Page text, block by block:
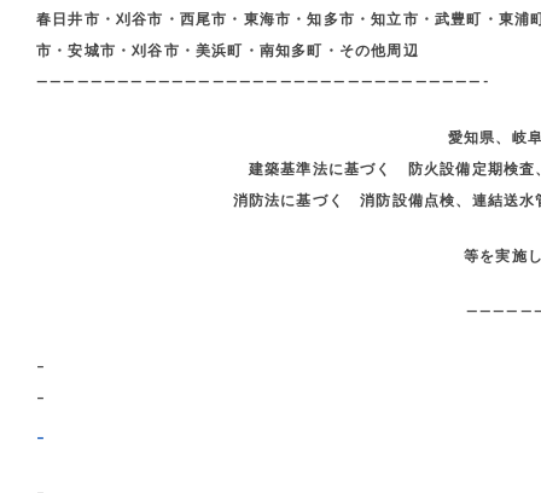
春日井市・刈谷市・西尾市・東海市・知多市・知立市・武豊町・東
市・安城市・刈谷市・美浜町・南知多町・その他周辺
—————————————————————————————————-
愛知県、岐
建築基準法に基づく 防火設備定期検査
消防法に基づく 消防設備点検、連結送
等を実施
–
–
–